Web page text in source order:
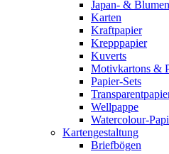
Japan- &
Karten
Kraftpapier
Krepppapier
Kuverts
Motivkartons &
Papier-Sets
Wellpappe
Watercolour-
Kartengestaltung
Briefbögen